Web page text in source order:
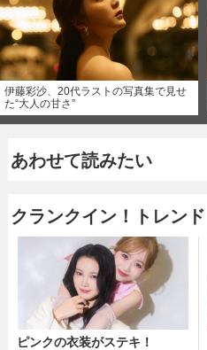
伊藤彩沙、20代ラストの写真集で見せ
た“大人の甘さ”
あわせて読みたい
クランクイン！トレン
ピンクの衣装がステキ！